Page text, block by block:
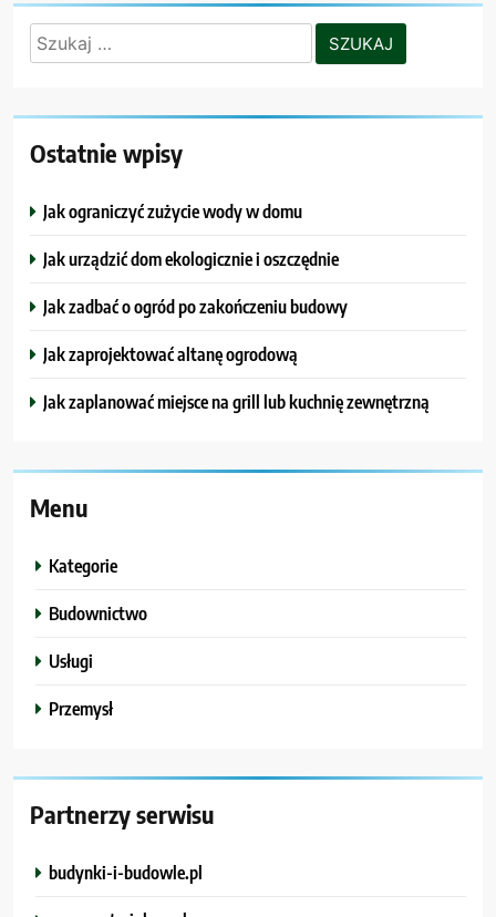
Szukaj:
Ostatnie wpisy
Jak ograniczyć zużycie wody w domu
Jak urządzić dom ekologicznie i oszczędnie
Jak zadbać o ogród po zakończeniu budowy
Jak zaprojektować altanę ogrodową
Jak zaplanować miejsce na grill lub kuchnię zewnętrzną
Menu
Kategorie
Budownictwo
Usługi
Przemysł
Partnerzy serwisu
budynki-i-budowle.pl